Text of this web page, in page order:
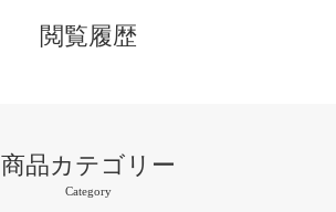
閲覧履歴
商品カテゴリー
Category